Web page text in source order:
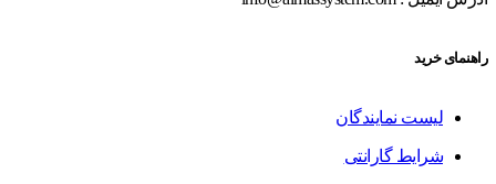
راهنمای خرید
لیست نمایندگان
شرایط گارانتی